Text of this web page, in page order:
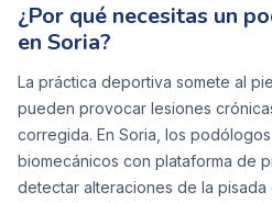
¿Por qué necesitas un
en Soria?
La práctica deportiva somete al
pueden provocar lesiones
corregida. En Soria, los
biomecánicos con plataforma de
detectar alteraciones de la